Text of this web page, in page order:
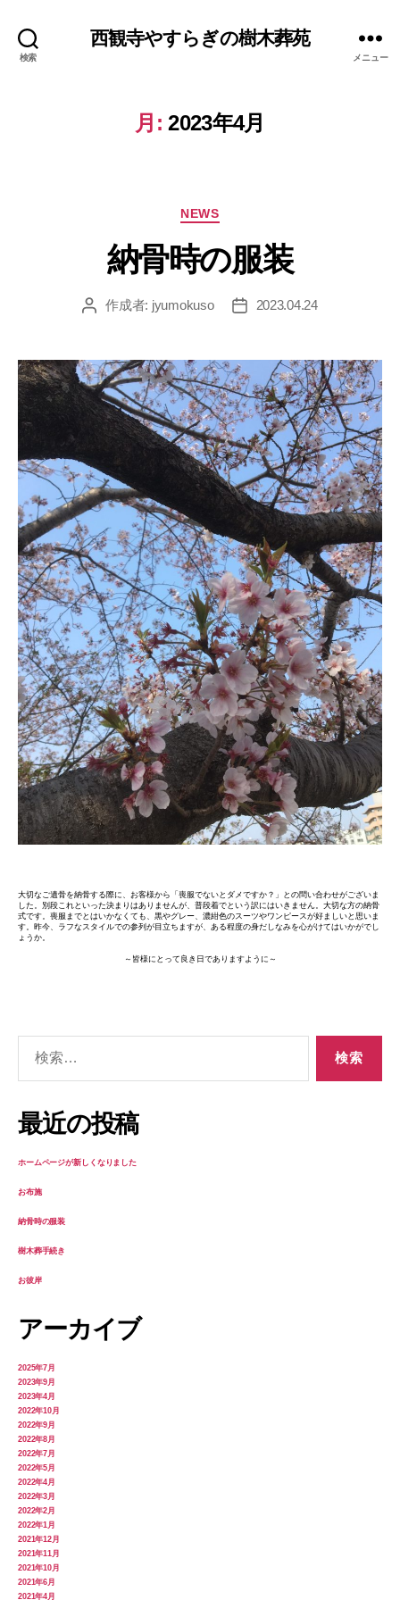
検索
西観寺やすらぎの樹木葬苑
メニュー
月: 2023年4月
テ
ゴ
NEWS
納骨時の服装
投 作成者: jyumokuso
投
2023.04.24
大切なご遺骨を納骨する際に、お客様から「喪服でないとダメですか？」との問い合わせがございま
した。別段これといった決まりはありませんが、普段着でという訳にはいきません。大切な方の納骨
式です。喪服までとはいかなくても、黒やグレー、濃紺色のスーツやワンピースが好ましいと思いま
す。昨今、ラフなスタイルでの参列が目立ちますが、ある程度の身だしなみを心がけてはいかがでし
ょうか。
～皆様にとって良き日でありますように～
最近の投稿
ホームページが新しくなりました
お布施
納骨時の服装
樹木葬手続き
お彼岸
アーカイブ
2025年7月
2023年9月
2023年4月
2022年10月
2022年9月
2022年8月
2022年7月
2022年5月
2022年4月
2022年3月
2022年2月
2022年1月
2021年12月
2021年11月
2021年10月
2021年6月
2021年4月